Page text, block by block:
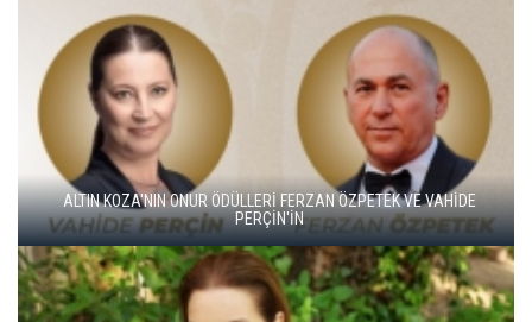
ALTIN KOZA'NIN ONUR ÖDÜLLERİ FERZAN ÖZPETEK VE VAHİDE
PERÇİN'İN